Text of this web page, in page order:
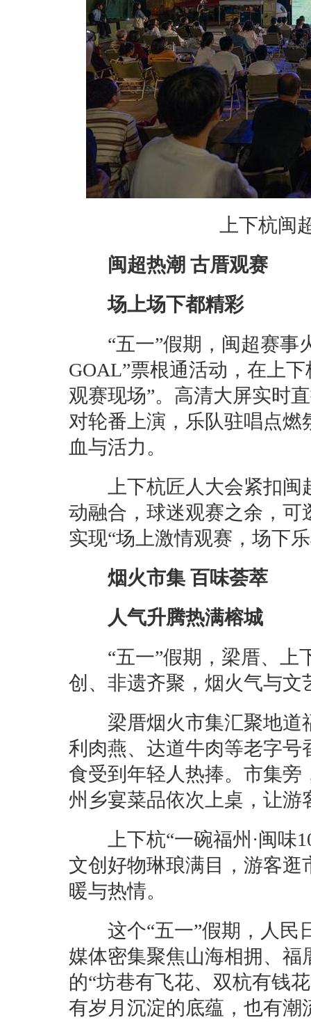
上下杭闽
闽超热潮 古厝观赛
场上场下都精彩
“五一”假期，闽超赛事
GOAL”票根通活动，在上
观赛现场”。高清大屏实时
对轮番上演，乐队驻唱点
血与活力。
上下杭匠人大会紧扣闽
动融合，球迷观赛之余，
实现“场上激情观赛，场下
烟火市集 百味荟萃
人气升腾热满榕城
“五一”假期，梁厝、上
创、非遗齐聚，烟火气与
梁厝烟火市集汇聚地道
利肉燕、达道牛肉等老字
食受到年轻人热捧。市集
州乡宴菜品依次上桌，让
上下杭“一碗福州·闽味
文创好物琳琅满目，游客
暖与热情。
这个“五一”假期，人民
媒体密集聚焦山海相拥、
的“坊巷有飞花、双杭有钱
有岁月沉淀的底蕴，也有